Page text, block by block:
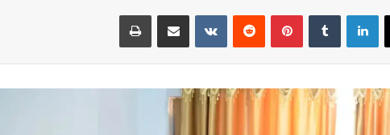
لينكدإن بينتيريست مشاركة عبر البريد طباعة
الأول من 2026 وتوجّه برفع الجاهزية الأمنية
عملية أمنية وعسكرية تضبط معملاً للمتفجرات